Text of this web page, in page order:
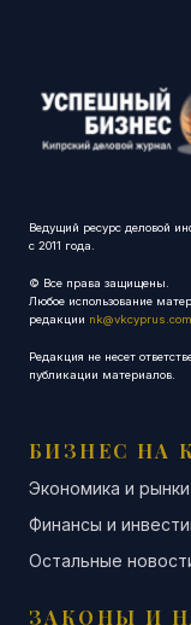
Ведущий ресурс деловой
с 2011 года.
© Все права защищены.
Любое использование
редакции nk@vkcyprus.com
Редакция не несет
публикации материалов.
БИЗНЕС НА
Экономика и рынки
Финансы и
Остальные
ЗАКОНЫ И